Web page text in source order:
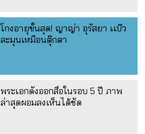
โกงอายุขั้นสุด! ญาญ่า อุรัสยา เเบ๊ว
ละมุนเหมือนตุ๊กตา
พระเอกดังออกสื่อในรอบ 5 ปี ภาพ
ล่าสุดผอมลงเห็นได้ชัด